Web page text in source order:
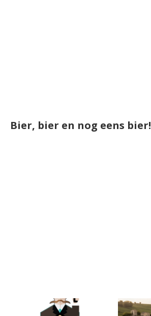
Bier, bier en nog eens bier!